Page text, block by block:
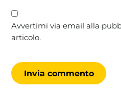
Avvertimi via email alla
articolo.